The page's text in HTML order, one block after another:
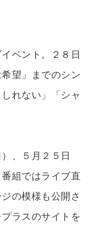
ベント。２８日
望」までのシン
れない」「シャ
、５月２５日
組ではライブ直
の模様も公開さ
ラスのサイトを